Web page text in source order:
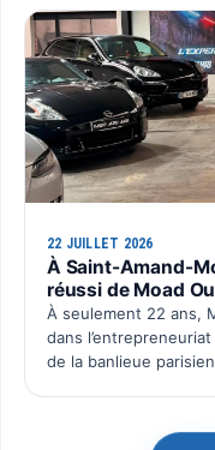
22 JUILLET 2026
À Saint-Amand-
réussi de Moad
À seulement 22 ans,
dans
de la banlieue